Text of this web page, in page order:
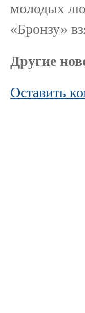
молодых
«Бронзу»
Другие
Оставить